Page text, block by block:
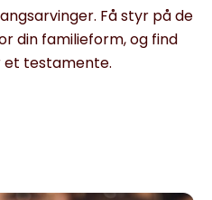
Få styr på de
din familieform, og find
et testamente.